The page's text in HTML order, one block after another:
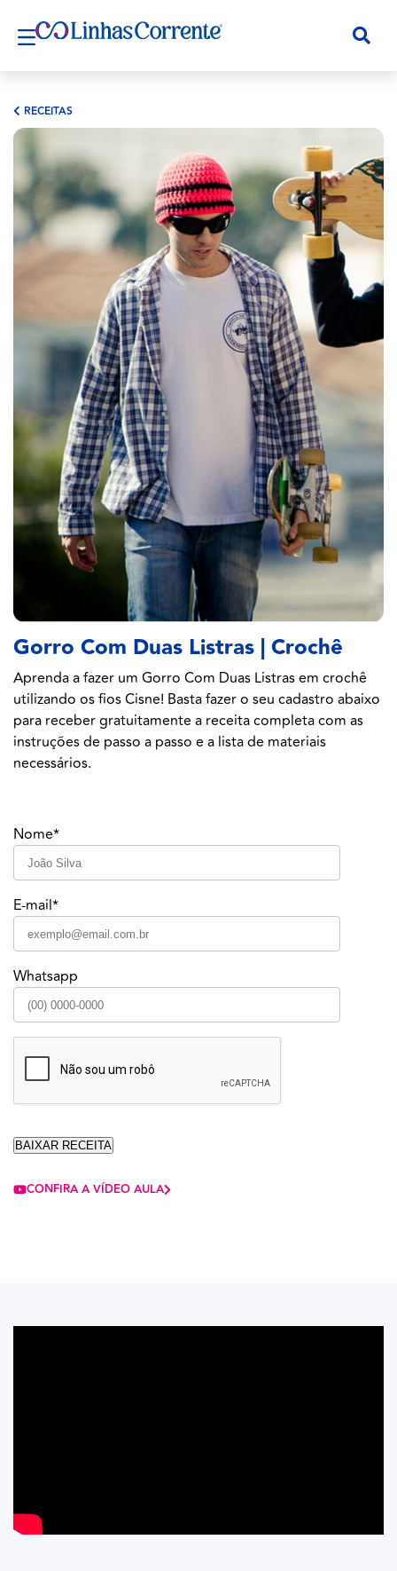
RECEITAS
Gorro Com Duas Listras | Crochê
Aprenda a fazer um Gorro Com Duas Listras em crochê
utilizando os fios Cisne! Basta fazer o seu cadastro abaixo
para receber gratuitamente a receita completa com as
instruções de passo a passo e a lista de materiais
necessários.
Nome*
E-mail*
Whatsapp
CONFIRA A VÍDEO AULA